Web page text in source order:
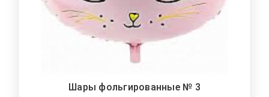
Шары фольгированные № 3